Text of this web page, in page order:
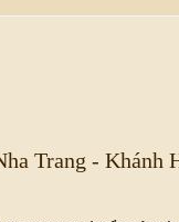
Trang - Khánh